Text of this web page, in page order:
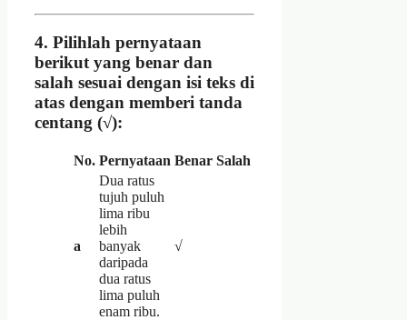
4. Pilihlah pernyataan
berikut yang benar dan
salah sesuai dengan isi teks di
atas dengan memberi tanda
centang (√):
No. Pernyataan Benar Salah
a
Dua ratus
tujuh puluh
lima ribu
lebih
banyak
daripada
dua ratus
lima puluh
enam ribu.
√